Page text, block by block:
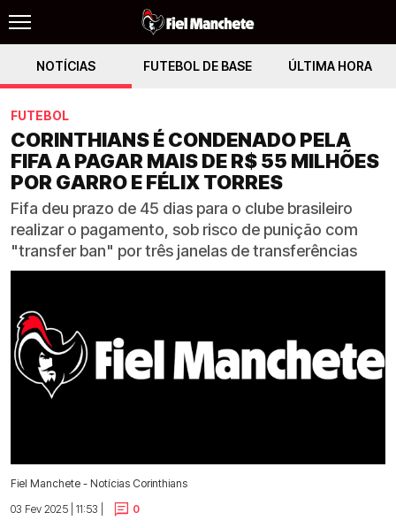
NOTÍCIAS FUTEBOL DE BASE ÚLTIMA HORA
FUTEBOL
CORINTHIANS É CONDENADO PELA
FIFA A PAGAR MAIS DE R$ 55 MILHÕES
POR GARRO E FÉLIX TORRES
Fifa deu prazo de 45 dias para o clube brasileiro
realizar o pagamento, sob risco de punição com
"transfer ban" por três janelas de transferências
Fiel Manchete - Notícias Corinthians
03 Fev 2025 | 11:53 |
0